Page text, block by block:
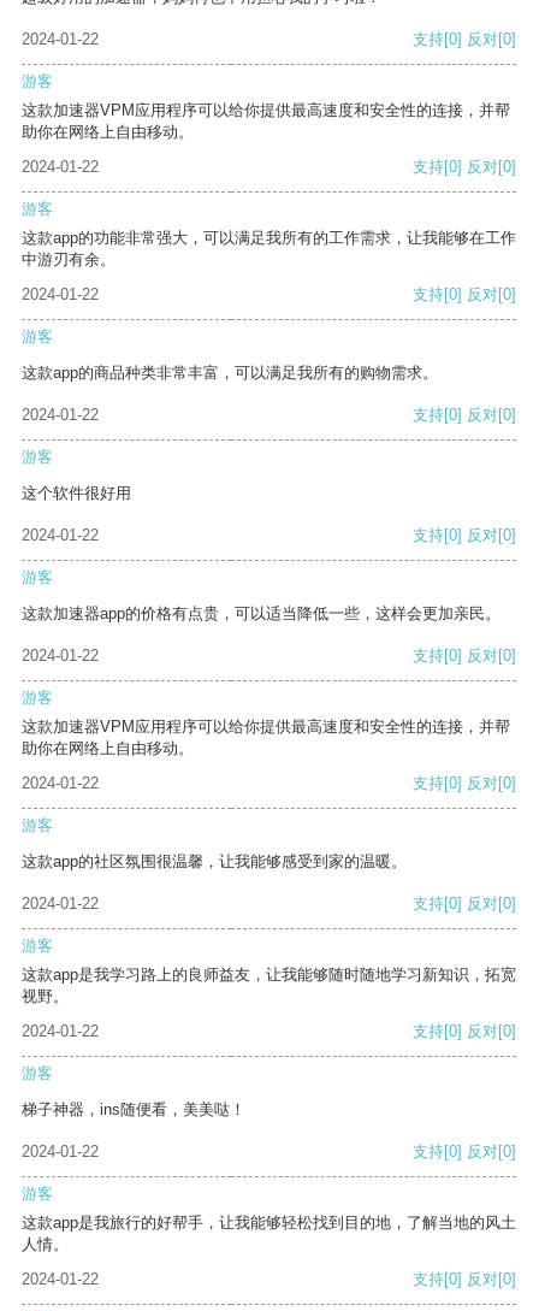
2024-01-22 支持[0] 反对[0]
游客
这款加速器VPM应用程序可以给你提供最高速度和安全性的连接，并帮
助你在网络上自由移动。
2024-01-22
支持[0] 反对[0]
游客
这款app的功能非常强大，可以满足我所有的工作需求，让我能够在工作
中游刃有余。
2024-01-22
支持[0] 反对[0]
游客
这款app的商品种类非常丰富，可以满足我所有的购物需求。
2024-01-22 支持[0] 反对[0]
游客
这个软件很好用
2024-01-22 支持[0] 反对[0]
游客
这款加速器app的价格有点贵，可以适当降低一些，这样会更加亲民。
2024-01-22 支持[0] 反对[0]
游客
这款加速器VPM应用程序可以给你提供最高速度和安全性的连接，并帮
助你在网络上自由移动。
2024-01-22
支持[0] 反对[0]
游客
这款app的社区氛围很温馨，让我能够感受到家的温暖。
2024-01-22 支持[0] 反对[0]
游客
这款app是我学习路上的良师益友，让我能够随时随地学习新知识，拓宽
视野。
2024-01-22
支持[0] 反对[0]
游客
梯子神器，ins随便看，美美哒！
2024-01-22 支持[0] 反对[0]
游客
这款app是我旅行的好帮手，让我能够轻松找到目的地，了解当地的风土
人情。
2024-01-22
支持[0] 反对[0]